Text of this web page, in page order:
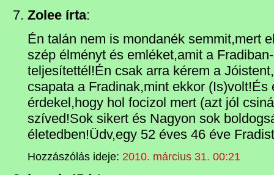
Zolee írta:
Én talán nem is mondanék semmit,mert
szép élményt és emléket,amit a
teljesítettél!Én csak arra kérem a
csapata a Fradinak,mint ekkor (Is)volt!És
érdekel,hogy hol focizol mert (azt jól
szíved!Sok sikert és Nagyon sok
életedben!Üdv,egy 52 éves 46 éve
Hozzászólás ideje: 2010. március 31. 00:21